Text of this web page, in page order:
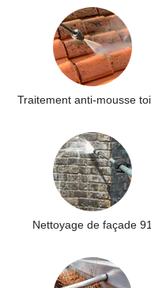
Nettoyage de façade 91